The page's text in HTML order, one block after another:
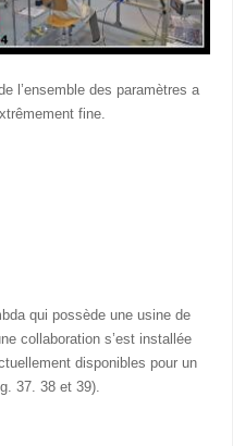
l’ensemble des paramètres a
fine.
qui possède une usine de
collaboration s’est installée
disponibles pour un
37. 38 et 39).